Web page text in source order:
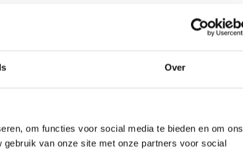
Over
om functies voor social media te bieden en om ons
van onze site met onze partners voor social
We
en
€